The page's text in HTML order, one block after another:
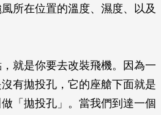
所在位置的溫度、濕度、以及
就是你要去改裝飛機。因為一
有拋投孔，它的座艙下面就是
「拋投孔」。當我們到達一個